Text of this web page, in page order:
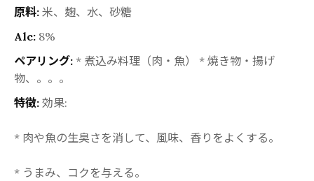
原料: 米、麹、水、砂糖
Alc: 8%
ペアリング: * 煮込み料理（肉・魚） * 焼き物・揚げ
物、。。。
特徴: 効果:
* 肉や魚の生臭さを消して、風味、香りをよくする。
* うまみ、コクを与える。